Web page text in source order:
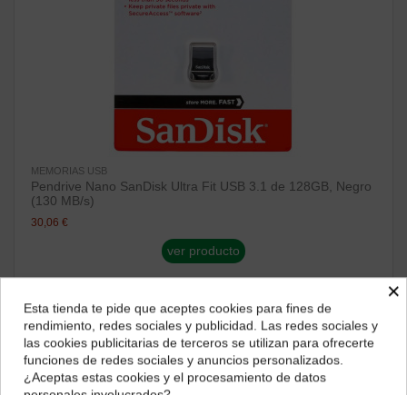
MEMORIAS USB
Pendrive Nano SanDisk Ultra Fit USB 3.1 de 128GB, Negro
(130 MB/s)
30,06 €
ver producto
¡Disponible sólo en Internet!
¿Dónde deseas recibir tu pedido?
Selecciona tu ubicación para mostrarte los precios e
impuestos correctos para tu región.
×
Esta tienda te pide que aceptes cookies para fines de
rendimiento, redes sociales y publicidad. Las redes sociales y
las cookies publicitarias de terceros se utilizan para ofrecerte
funciones de redes sociales y anuncios personalizados.
¿Aceptas estas cookies y el procesamiento de datos